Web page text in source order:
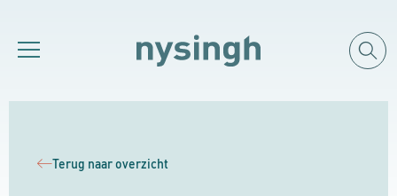
Terug naar overzicht